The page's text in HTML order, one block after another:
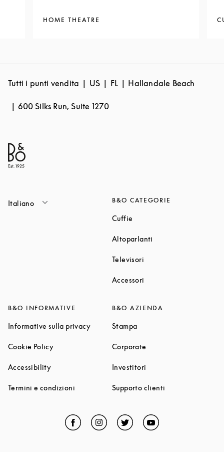
HOME THEATRE
Tutti i punti vendita US FL Hallandale Beach
600 Silks Run, Suite 1270
Italiano B&O CATEGORIE
Cuffie
Altoparlanti
Televisori
Accessori
B&O INFORMATIVE
Informative sulla privacyLink Opens in New Tab
Cookie PolicyLink Opens in New Tab
AccessibilityLink Opens in New Tab
Termini e condizioni Link Opens in New Tab
B&O AZIENDA
StampaLink Opens in New Tab
Corporate
Investitori
Supporto clienti
Facebook
Link Opens in New Tab
Instagram
Link Opens in New Tab
TwitterLink Opens in New Tab
YouTubeLink Opens in